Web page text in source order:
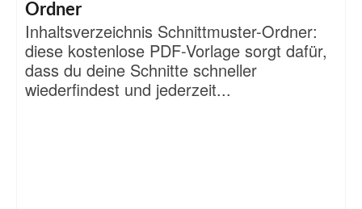
Ordner
Inhaltsverzeichnis Schnittmuster-Ordner:
diese kostenlose PDF-Vorlage sorgt dafür,
dass du deine Schnitte schneller
wiederfindest und jederzeit...